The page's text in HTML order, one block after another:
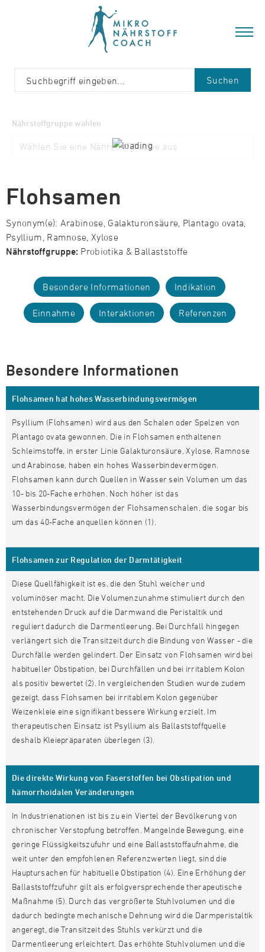
Suchen
Flohsamen
Synonym(e): Arabinose, Galakturonsäure, Plantago ovata,
Psyllium, Ramnose, Xylose
Nährstoffgruppe: Probiotika & Ballaststoffe
Besondere Informationen Indikation
Einnahme Interaktionen Referenzen
Besondere Informationen
Flohsamen hat hohes Wasserbindungsvermögen
Psyllium (Flohsamen) wird aus den Schalen oder Spelzen von
Plantago ovata gewonnen. Die in Flohsamen enthaltenen
Schleimstoffe, in erster Linie Galakturonsäure, Xylose, Ramnose
und Arabinose, haben ein hohes Wasserbindevermögen.
Flohsamen kann durch Quellen in Wasser sein Volumen um das
10- bis 20-Fache erhöhen. Noch höher ist das
Wasserbindungsvermögen der Flohsamenschalen, die sogar bis
um das 40-Fache anquellen können (1).
Flohsamen zur Regulation der Darmtätigkeit
Diese Quellfähigkeit ist es, die den Stuhl weicher und
voluminöser macht. Die Volumenzunahme stimuliert durch den
entstehenden Druck auf die Darmwand die Peristaltik und
reguliert dadurch die Darmentleerung. Bei Durchfall hingegen
verlängert sich die Transitzeit durch die Bindung von Wasser - die
Durchfälle werden gelindert. Der Einsatz von Flohsamen wird bei
habitueller Obstipation, bei Durchfällen und bei irritablem Kolon
als positiv bewertet (2). In vergleichenden Studien wurde zudem
gezeigt, dass Flohsamen bei irritablem Kolon gegenüber
Weizenkleie eine signifikant bessere Wirkung erzielt. Im
therapeutischen Einsatz ist Psyllium als Ballaststoffquelle
deshalb Kleiepräparaten überlegen (3).
Die direkte Wirkung von Faserstoffen bei Obstipation und
hämorrhoidalen Veränderungen
In Industrienationen ist bis zu ein Viertel der Bevölkerung von
chronischer Verstopfung betroffen. Mangelnde Bewegung, eine
geringe Flüssigkeitszufuhr und eine Ballaststoffaufnahme, die
weit unter den empfohlenen Referenzwerten liegt, sind die
Hauptursachen für habituelle Obstipation (4). Eine Erhöhung der
Ballaststoffzufuhr gilt als erfolgversprechende therapeutische
Maßnahme (5). Durch das vergrößerte Stuhlvolumen und die
dadurch bedingte mechanische Dehnung wird die Darmperistaltik
angeregt, die Transitzeit des Stuhls verkürzt und die
Darmentleerung erleichtert. Das erhöhte Stuhlvolumen und die
Nährstoffgruppe wählen